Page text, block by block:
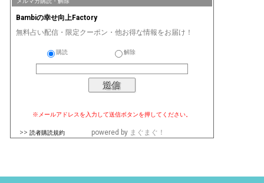
Bambiの幸せ向上Factory
無料占い配信・限定クーポン・他お得な情報をお届け！
購読 解除
※メールアドレスを入力して送信ボタンを押してください。
>> 読者購読規約 powered by まぐまぐ！